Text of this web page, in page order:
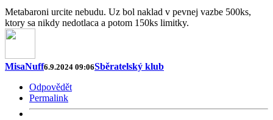
Metabaroni urcite nebudu. Uz bol naklad v pevnej vazbe 500ks,
ktory sa nikdy nedotlaca a potom 150ks limitky.
MisaNuff6.9.2024 09:06Sběratelský klub
Odpovědět
Permalink